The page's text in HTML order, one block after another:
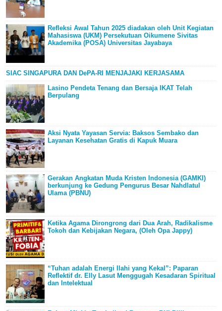
Refleksi Awal Tahun 2025 diadakan oleh Unit Kegiatan
Mahasiswa (UKM) Persekutuan Oikumene Sivitas
Akademika (POSA) Universitas Jayabaya
SIAC SINGAPURA DAN DePA-RI MENJAJAKI KERJASAMA
Lasino Pendeta Tenang dan Bersaja IKAT Telah
Berpulang
Aksi Nyata Yayasan Servia: Baksos Sembako dan
Layanan Kesehatan Gratis di Kapuk Muara
Gerakan Angkatan Muda Kristen Indonesia (GAMKI)
berkunjung ke Gedung Pengurus Besar Nahdlatul
Ulama (PBNU)
Ketika Agama Dirongrong dari Dua Arah, Radikalisme
Tokoh dan Kebijakan Negara, (Oleh Opa Jappy)
“Tuhan adalah Energi Ilahi yang Kekal”: Paparan
Reflektif dr. Elly Lasut Menggugah Kesadaran Spiritual
dan Intelektual